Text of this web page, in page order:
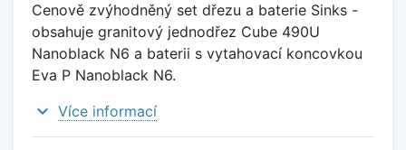
Cenově zvýhodněný set dřezu a baterie Sinks -
obsahuje granitový jednodřez Cube 490U
Nanoblack N6 a baterii s vytahovací koncovkou
Eva P Nanoblack N6.
expand_more Více informací